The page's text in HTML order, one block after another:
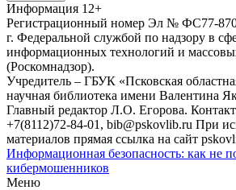
Информация 12+
Регистрационный номер Эл № ФС77-
г. Федеральной службой по надзору в
информационных технологий и
(Роскомнадзор).
Учредитель – ГБУК «Псковская
научная библиотека имени Валентина
Главный редактор Л.О. Егорова.
+7(8112)72-84-01, bib@pskovlib.ru При
материалов прямая ссылка на сайт
Информационная безопасность: как не
кибермошенников
Меню